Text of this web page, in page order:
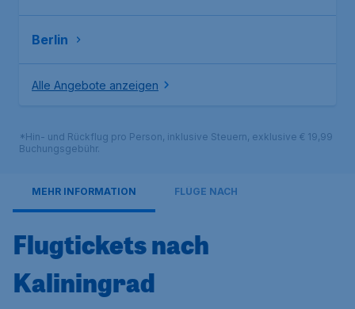
Berlin
Alle Angebote anzeigen
*Hin- und Rückflug pro Person, inklusive Steuern, exklusive € 19,99
Buchungsgebühr.
MEHR INFORMATION FLÜGE NACH
Flugtickets nach
Kaliningrad